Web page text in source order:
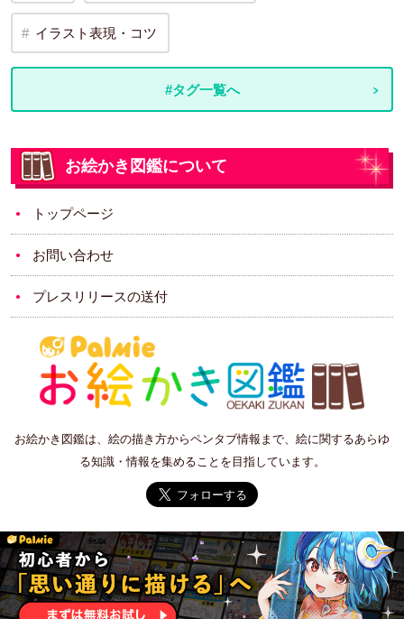
イラスト表現・コツ
#タグ一覧へ
お絵かき図鑑について
トップページ
お問い合わせ
プレスリリースの送付
お絵かき図鑑は、絵の描き方からペンタブ情報まで、絵に関するあらゆ
る知識・情報を集めることを目指しています。